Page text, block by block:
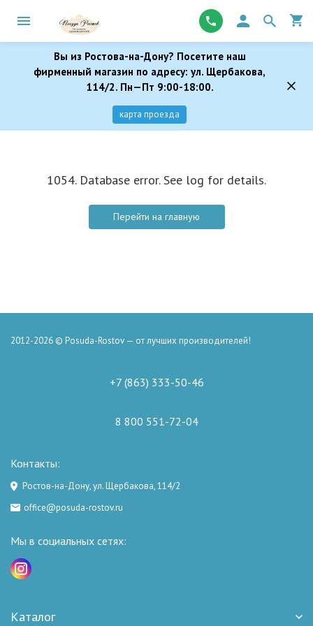
Вы из Ростова-на-Дону? Посетите наш
фирменный магазин по адресу: ул. Щербакова,
114/2. Пн—Пт 9:00-18:00.
карта проезда
1054. Database error. See log for details.
Перейти на главную
2012-2026 © Posuda-Rostov — от лучших производителей!
+7 (863) 333-50-46
8 800 551-72-04
Контакты:
Ростов-на-Дону, ул. Щербакова, 114/2
office@posuda-rostov.ru
Мы в социальных сетях:
Каталог